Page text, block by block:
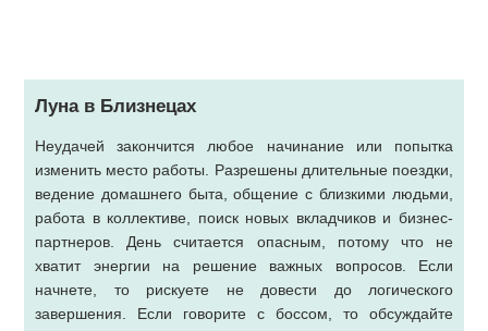
Луна в Близнецах
Неудачей закончится любое начинание или попытка
изменить место работы. Разрешены длительные поездки,
ведение домашнего быта, общение с близкими людьми,
работа в коллективе, поиск новых вкладчиков и бизнес-
партнеров. День считается опасным, потому что не
хватит энергии на решение важных вопросов. Если
начнете, то рискуете не довести до логического
завершения. Если говорите с боссом, то обсуждайте